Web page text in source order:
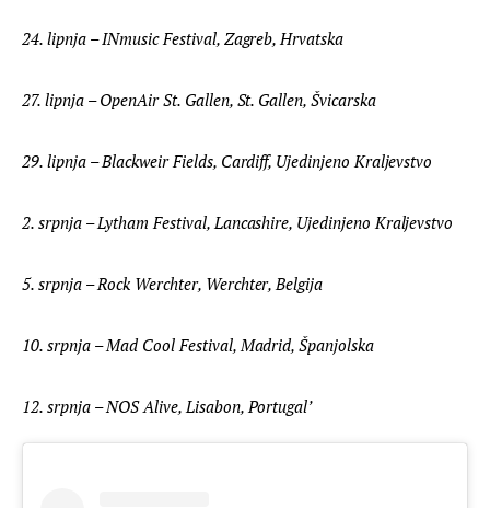
24. lipnja – INmusic Festival, Zagreb, Hrvatska
27. lipnja – OpenAir St. Gallen, St. Gallen, Švicarska
29. lipnja – Blackweir Fields, Cardiff, Ujedinjeno Kraljevstvo
2. srpnja – Lytham Festival, Lancashire, Ujedinjeno Kraljevstvo
5. srpnja – Rock Werchter, Werchter, Belgija
10. srpnja – Mad Cool Festival, Madrid, Španjolska
12. srpnja – NOS Alive, Lisabon, Portugal’